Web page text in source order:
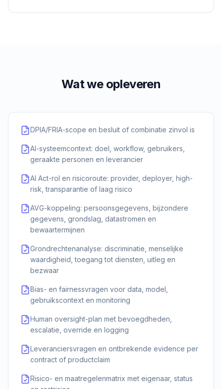
Wat we opleveren
DPIA/FRIA-scope en besluit of combinatie zinvol is
AI-systeemcontext: doel, workflow, gebruikers,
geraakte personen en leverancier
AI Act-rol en risicoroute: provider, deployer, high-
risk, transparantie of laag risico
AVG-koppeling: persoonsgegevens, bijzondere
gegevens, grondslag, datastromen en
bewaartermijnen
Grondrechtenanalyse: discriminatie, menselijke
waardigheid, toegang tot diensten, uitleg en
bezwaar
Bias- en fairnessvragen voor data, model,
gebruikscontext en monitoring
Human oversight-plan met bevoegdheden,
escalatie, override en logging
Leveranciersvragen en ontbrekende evidence per
contract of productclaim
Risico- en maatregelenmatrix met eigenaar, status